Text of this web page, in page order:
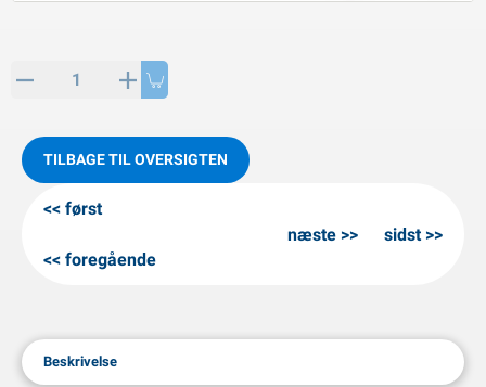
KO artikler
TILBAGE TIL OVERSIGTEN
først
foregående
næste sidst
Beskrivelse